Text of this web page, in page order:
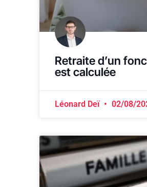
Retraite d’un
est calculée
Léonard Deï 02/08/